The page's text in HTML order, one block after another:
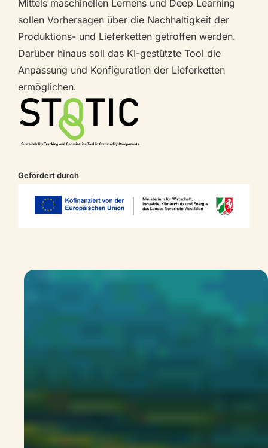
Mittels maschinellen Lernens und Deep Learning
sollen Vorhersagen über die Nachhaltigkeit der
Produktions- und Lieferketten getroffen werden.
Darüber hinaus soll das KI-gestützte Tool die
Anpassung und Konfiguration der Lieferketten
ermöglichen.
Gefördert durch